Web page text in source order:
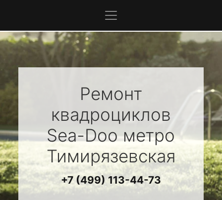
Ремонт
квадроциклов
Sea-Dooметро
Тимирязевская
+7 (499) 113-44-73